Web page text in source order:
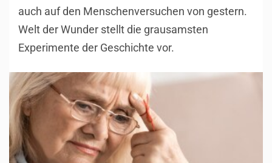
auch auf den Menschenversuchen von gestern.
Welt der Wunder stellt die grausamsten
Experimente der Geschichte vor.